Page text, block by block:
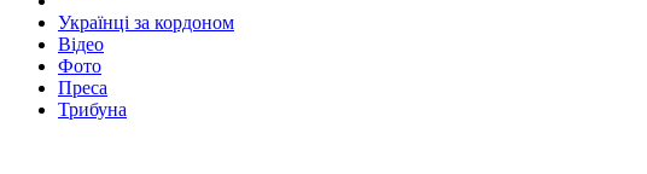
Українці за кордоном
Відео
Фото
Преса
Трибуна